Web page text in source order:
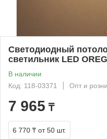
Светодиодный
светильник LED
В наличии
Код: 118-03371
Опт и
7 965 ₸
6 770 ₸ от 50 шт.